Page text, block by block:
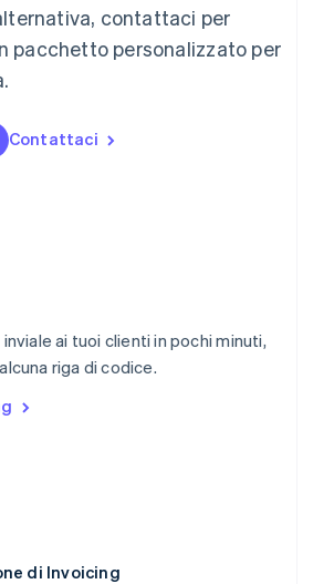
contattaci per
pacchetto personalizzato per
Contattaci
ai tuoi clienti in pochi minuti,
riga di codice.
di Invoicing
Cina